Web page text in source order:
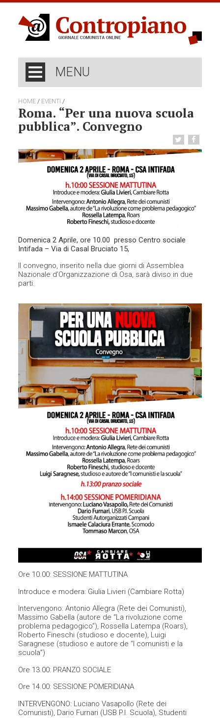
MENU
HOME / EVENTI /
Roma. “Per una nuova scuola
pubblica”. Convegno
Domenica 2 Aprile, ore 10.00 presso Centro sociale
Intifada – Via di Casal Bruciato 15,
Il convegno, inserito nella due giorni di Assemblea
Nazionale d’Organizzazione di Osa, sarà diviso in due
parti.
Ore 10.00: SESSIONE MATTUTINA
Introduce e modera: Giulia Livieri (Cambiare Rotta)
Intervengono: Antonio Allegra (Rete dei Comunisti),
Massimo Gabella (autore de “La rivoluzione come
problema pedagogico”), Rossella Latempa (Roars),
Roberto Fineschi (studioso e docente), Luigi
Saragnese (studioso e autore de “I comunisti e la
scuola”)
Ore 13.00: PRANZO SOCIALE
Ore 14.00: SESSIONE POMERIDIANA
INTERVENGONO: Luciano Vasapollo (Rete dei
Comunisti), Dario Furnari (USB P.I. Scuola), Studenti